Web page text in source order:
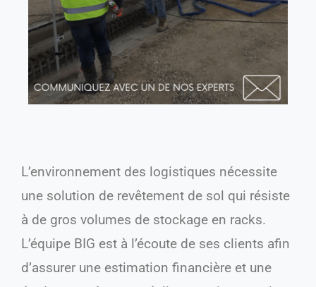
L’environnement des logistiques nécessite
une solution de revêtement de sol qui résiste
à de gros volumes de stockage en racks.
L’équipe BIG est à l’écoute de ses clients afin
d’assurer une estimation financière et une